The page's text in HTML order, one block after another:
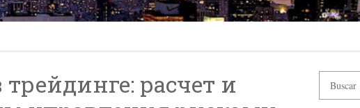
трейдинге: расчет и